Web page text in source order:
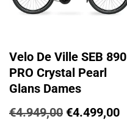
Velo De Ville SEB 890
PRO Crystal Pearl
Glans Dames
€4.949,00 €4.499,00